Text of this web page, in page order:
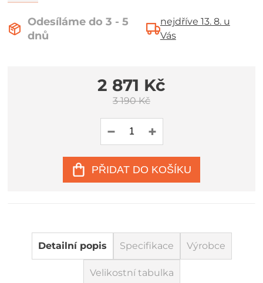
Odesíláme do 3 - 5
dnů
nejdříve 13. 8. u
Vás
2 871 Kč
3 190 Kč
PŘIDAT DO KOŠÍKU
Detailní popis Specifikace Výrobce
Velikostní tabulka